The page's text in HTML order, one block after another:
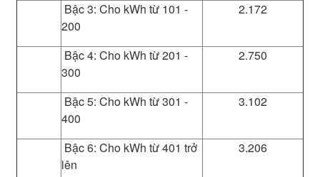
Bậc 3: Cho kWh từ 101 -
200
2.172
Bậc 4: Cho kWh từ 201 -
300
2.750
Bậc 5: Cho kWh từ 301 -
400
3.102
Bậc 6: Cho kWh từ 401 trở
lên
3.206